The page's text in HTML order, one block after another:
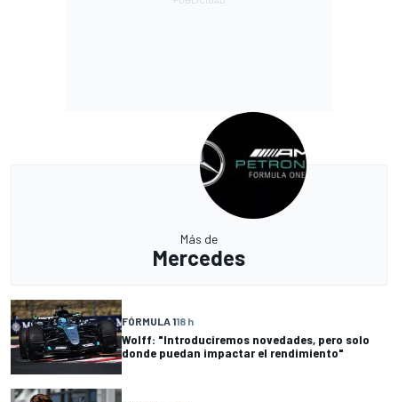
Más de
Mercedes
FÓRMULA 118 h
Wolff: "Introduciremos novedades, pero solo
donde puedan impactar el rendimiento"